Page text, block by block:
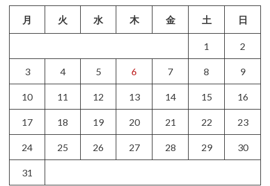
月 火 水 木 金 土 日
1 2
3 4 5 6 7 8 9
10 11 12 13 14 15 16
17 18 19 20 21 22 23
24 25 26 27 28 29 30
31